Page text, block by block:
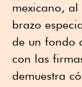
mexicano,
brazo
de un fondo
con las
demuestra